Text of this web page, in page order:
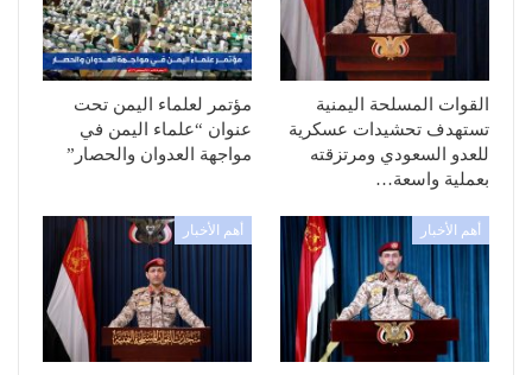
القوات المسلحة اليمنية
تستهدف تحشيدات عسكرية
للعدو السعودي ومرتزقته
بعملية واسعة…
مؤتمر لعلماء اليمن تحت
عنوان “علماء اليمن في
مواجهة العدوان والحصار”
أهم الأخبار أهم الأخبار